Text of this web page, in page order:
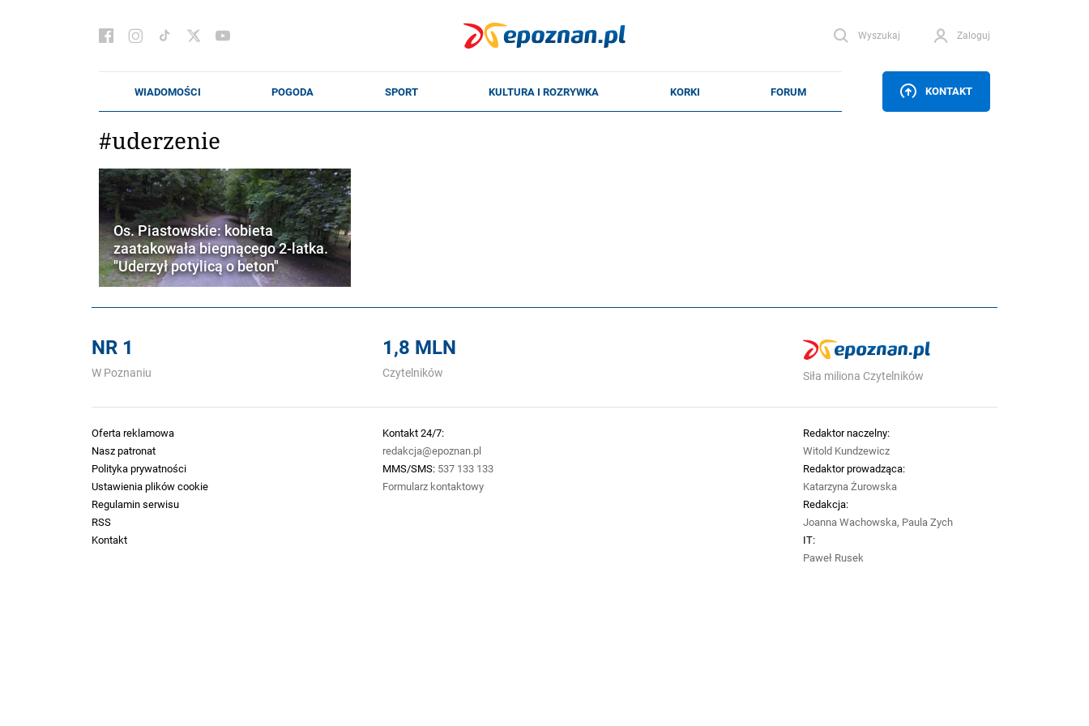
Wyszukaj Zaloguj
KONTAKT
#uderzenie
Os. Piastowskie: kobieta
zaatakowała biegnącego 2-latka.
"Uderzył potylicą o beton"
NR 1
W Poznaniu
1,8 MLN
Czytelników Siła miliona Czytelników
Oferta reklamowa
Nasz patronat
Polityka prywatności
Ustawienia plików cookie
Regulamin serwisu
RSS
Kontakt
Kontakt 24/7:
redakcja@epoznan.pl
MMS/SMS: 537 133 133
Formularz kontaktowy
Redaktor naczelny:
Witold Kundzewicz
Redaktor prowadząca:
Katarzyna Żurowska
Redakcja:
Joanna Wachowska, Paula Zych
IT:
Paweł Rusek